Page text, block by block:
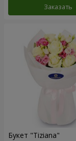
Заказать
Букет "Tiziana"